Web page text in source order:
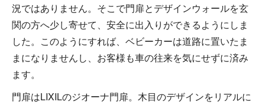
況ではありません。そこで門扉とデザインウォールを玄
関の方へ少し寄せて、安全に出入りができるようにしま
した。このようにすれば、ベビーカーは道路に置いたま
まになりませんし、お客様も車の往来を気にせずに済み
ます。
門扉はLIXILのジオーナ門扉。木目のデザインをリアルに